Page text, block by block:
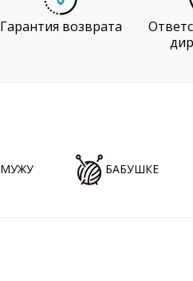
Гарантия возврата
МУЖУ БАБУШКЕ